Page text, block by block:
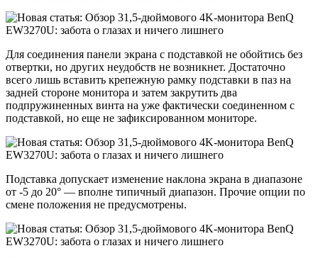
Для соединения панели экрана с подставкой не обойтись без
отвертки, но других неудобств не возникнет. Достаточно
всего лишь вставить крепежную рамку подставки в паз на
задней стороне монитора и затем закрутить два
подпружиненных винта на уже фактически соединенном с
подставкой, но еще не зафиксированном мониторе.
Подставка допускает изменение наклона экрана в диапазоне
от -5 до 20° — вполне типичный диапазон. Прочие опции по
смене положения не предусмотрены.